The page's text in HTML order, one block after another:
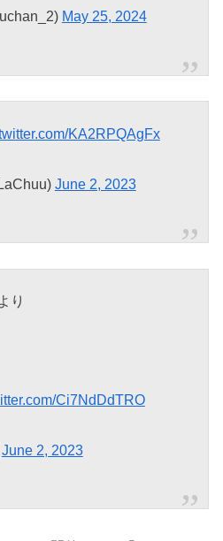
May 25, 2024
KA2RPQAgFx
June 2, 2023
り
Ci7NdDdTRO
June 2, 2023